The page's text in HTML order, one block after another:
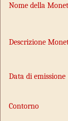
Nome della
Descrizione
Data di emissione
Contorno